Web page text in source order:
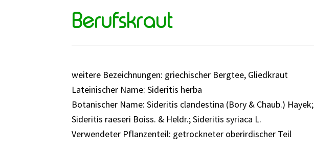
Berufskraut
weitere Bezeichnungen: griechischer Bergtee, Gliedkraut
Lateinischer Name: Sideritis herba
Botanischer Name: Sideritis clandestina (Bory & Chaub.) Hayek;
Sideritis raeseri Boiss. & Heldr.; Sideritis syriaca L.
Verwendeter Pflanzenteil: getrockneter oberirdischer Teil